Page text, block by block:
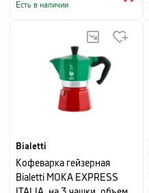
Есть в наличии
Bialetti
Кофеварка гейзерная
Bialetti MOKA EXPRESS